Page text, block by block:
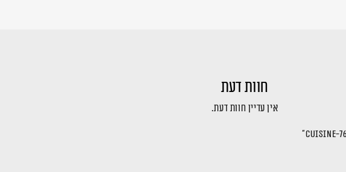
חוות דעת
אין עדיין חוות דעת.